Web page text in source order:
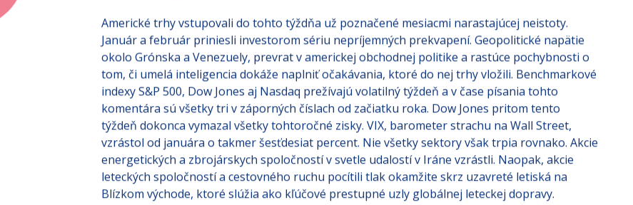
Americké trhy vstupovali do tohto týždňa už poznačené mesiacmi narastajúcej neistoty.
Január a február priniesli investorom sériu nepríjemných prekvapení. Geopolitické napätie
okolo Grónska a Venezuely, prevrat v americkej obchodnej politike a rastúce pochybnosti o
tom, či umelá inteligencia dokáže naplniť očakávania, ktoré do nej trhy vložili. Benchmarkové
indexy S&P 500, Dow Jones aj Nasdaq prežívajú volatilný týždeň a v čase písania tohto
komentára sú všetky tri v záporných číslach od začiatku roka. Dow Jones pritom tento
týždeň dokonca vymazal všetky tohtoročné zisky. VIX, barometer strachu na Wall Street,
vzrástol od januára o takmer šesťdesiat percent. Nie všetky sektory však trpia rovnako. Akcie
energetických a zbrojárskych spoločností v svetle udalostí v Iráne vzrástli. Naopak, akcie
leteckých spoločností a cestovného ruchu pocítili tlak okamžite skrz uzavreté letiská na
Blízkom východe, ktoré slúžia ako kľúčové prestupné uzly globálnej leteckej dopravy.